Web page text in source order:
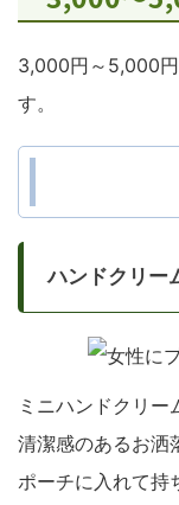
3,000円～5,000
す。
ハンドクリー
ミニハンドクリー
清潔感のあるお洒
ポーチに入れて持